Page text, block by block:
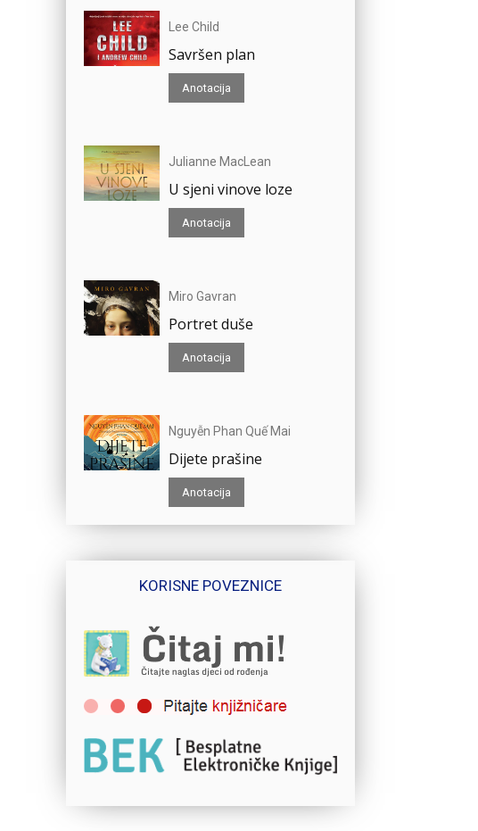
Lee Child
Savršen plan
Anotacija
Julianne MacLean
U sjeni vinove loze
Anotacija
Miro Gavran
Portret duše
Anotacija
Nguyễn Phan Quế Mai
Dijete prašine
Anotacija
KORISNE POVEZNICE